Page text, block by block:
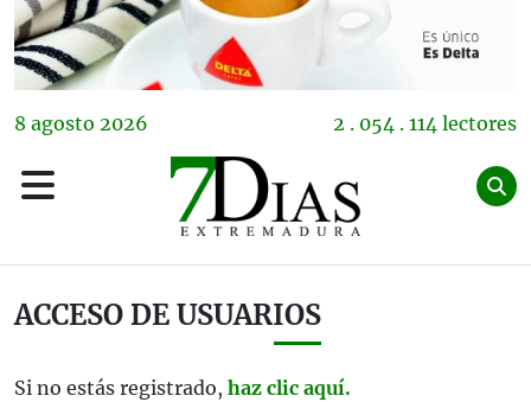
8 agosto 2026 2 . 054 . 114 lectores
ACCESO DE USUARIOS
Si no estás registrado, haz clic aquí.